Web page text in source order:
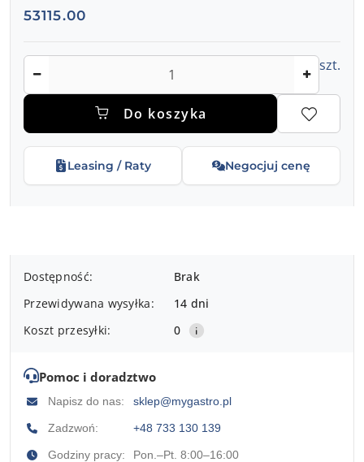
Cena:
53115.00
Ilość szt.
Do koszyka
Leasing / Raty Negocjuj cenę
Dostępność
dostawa
Dostępność:
Brak
Przewidywana wysyłka:
14 dni
Koszt przesyłki:
0
Pomoc i doradztwo
Napisz do nas: sklep@mygastro.pl
Zadzwoń: +48 733 130 139
Godziny pracy: Pon.–Pt. 8:00–16:00